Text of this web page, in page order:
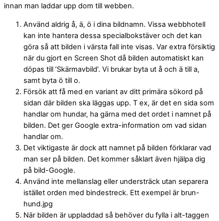
innan man laddar upp dom till webben.
Använd aldrig å, ä, ö i dina bildnamn. Vissa webbhotell
kan inte hantera dessa specialbokstäver och det kan
göra så att bilden i värsta fall inte visas. Var extra försiktig
när du gjort en Screen Shot då bilden automatiskt kan
döpas till ’Skärmavbild’. Vi brukar byta ut å och ä till a,
samt byta ö till o.
Försök att få med en variant av ditt primära sökord på
sidan där bilden ska läggas upp. T ex, är det en sida som
handlar om hundar, ha gärna med det ordet i namnet på
bilden. Det ger Google extra-information om vad sidan
handlar om.
Det viktigaste är dock att namnet på bilden förklarar vad
man ser på bilden. Det kommer såklart även hjälpa dig
på bild-Google.
Använd inte mellanslag eller understräck utan separera
istället orden med bindestreck. Ett exempel är brun-
hund.jpg
När bilden är uppladdad så behöver du fylla i alt-taggen